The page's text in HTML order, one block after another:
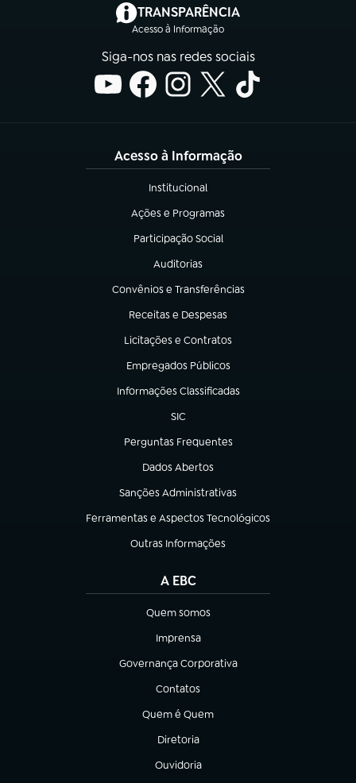
TRANSPARÊNCIA
Acesso à Informação
(abre em nova aba)
Siga-nos nas redes sociais
Acesso à Informação
Institucional
(abre em nova aba)
Ações e Programas
(abre em nova aba)
Participação Social
(abre em nova aba)
Auditorias
(abre em nova aba)
Convênios e Transferências
(abre em nova aba)
Receitas e Despesas
(abre em nova aba)
Licitações e Contratos
(abre em nova aba)
Empregados Públicos
(abre em nova aba)
Informações Classificadas
(abre em nova aba)
SIC
(abre em nova aba)
Perguntas Frequentes
(abre em nova aba)
Dados Abertos
(abre em nova aba)
Sanções Administrativas
(abre em nova aba)
Ferramentas e Aspectos Tecnológicos
(abre em nova aba)
Outras Informações
(abre em nova aba)
A EBC
Quem somos
(abre em nova aba)
Imprensa
(abre em nova aba)
Governança Corporativa
(abre em nova aba)
Contatos
(abre em nova aba)
Quem é Quem
(abre em nova aba)
Diretoria
(abre em nova aba)
Ouvidoria
(abre em nova aba)